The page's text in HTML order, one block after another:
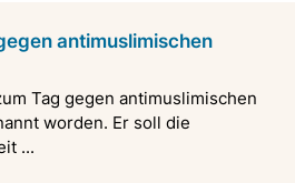
antimuslimischen
Tag gegen antimuslimischen
worden. Er soll die
...